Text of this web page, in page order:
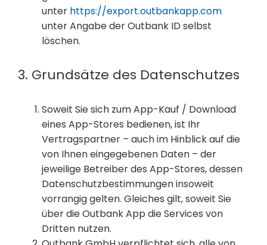
unter https://export.outbankapp.com
unter Angabe der Outbank ID selbst
löschen.
3. Grundsätze des Datenschutzes
Soweit Sie sich zum App-Kauf / Download
eines App-Stores bedienen, ist Ihr
Vertragspartner – auch im Hinblick auf die
von Ihnen eingegebenen Daten – der
jeweilige Betreiber des App-Stores, dessen
Datenschutzbestimmungen insoweit
vorrangig gelten. Gleiches gilt, soweit Sie
über die Outbank App die Services von
Dritten nutzen.